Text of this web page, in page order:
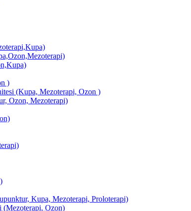
)
(Kupa, Mezoterapi, Ozon )
Ozon, Mezoterapi)
Kupa, Mezoterapi, Proloterapi)
Ozon)